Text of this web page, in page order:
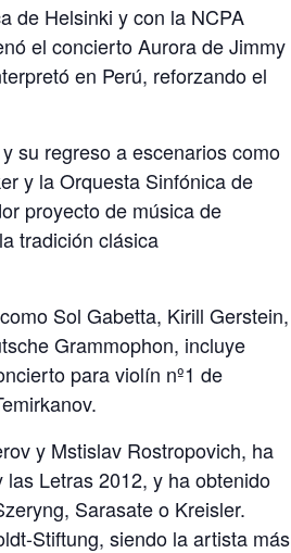
de Helsinki y con la NCPA
el concierto Aurora de Jimmy
en Perú, reforzando el
su regreso a escenarios como
y la Orquesta Sinfónica de
proyecto de música de
tradición clásica
Sol Gabetta, Kirill Gerstein,
Grammophon, incluye
para violín nº1 de
y Mstislav Rostropovich, ha
Letras 2012, y ha obtenido
Sarasate o Kreisler.
Stiftung, siendo la artista más